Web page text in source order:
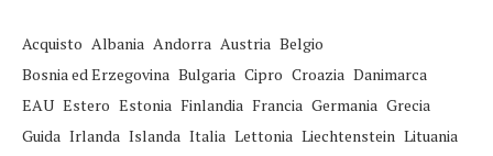
Acquisto Albania Andorra Austria Belgio
Bosnia ed Erzegovina Bulgaria Cipro Croazia Danimarca
EAU Estero Estonia Finlandia Francia Germania Grecia
Guida Irlanda Islanda Italia Lettonia Liechtenstein Lituania